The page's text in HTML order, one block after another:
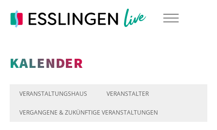
KALENDER
VERANSTALTUNGSHAUS VERANSTALTER
VERGANGENE & ZUKÜNFTIGE VERANSTALTUNGEN